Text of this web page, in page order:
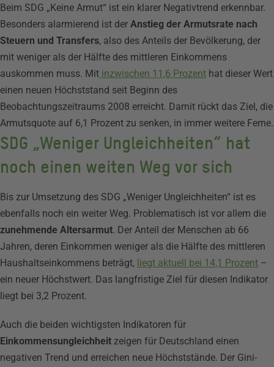
Beim SDG „Keine Armut“ ist ein klarer Negativtrend erkennbar.
Besonders alarmierend ist der Anstieg der Armutsrate nach
Steuern und Transfers, also des Anteils der Bevölkerung, der
mit weniger als der Hälfte des mittleren Einkommens
auskommen muss. Mit inzwischen 11,6 Prozent hat dieser Wert
einen neuen Höchststand seit Beginn des
Beobachtungszeitraums 2008 erreicht. Damit rückt das Ziel, die
Armutsquote auf 6,1 Prozent zu senken, in immer weitere Ferne.
SDG „Weniger Ungleichheiten“ hat
noch einen weiten Weg vor sich
Bis zur Umsetzung des SDG „Weniger Ungleichheiten“ ist es
ebenfalls noch ein weiter Weg. Problematisch ist vor allem die
zunehmende Altersarmut. Der Anteil der Menschen ab 66
Jahren, deren Einkommen weniger als die Hälfte des mittleren
Haushaltseinkommens beträgt, liegt aktuell bei 14,1 Prozent –
ein neuer Höchstwert. Das langfristige Ziel für diesen Indikator
liegt bei 3,2 Prozent.
Auch die beiden wichtigsten Indikatoren für
Einkommensungleichheit zeigen für Deutschland einen
negativen Trend und erreichen neue Höchststände. Der Gini-